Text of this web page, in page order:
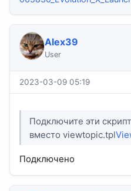
Alex39
User
2023-03-09 05:19
Подключите эти
вместо viewtopic.tpl
Подключено